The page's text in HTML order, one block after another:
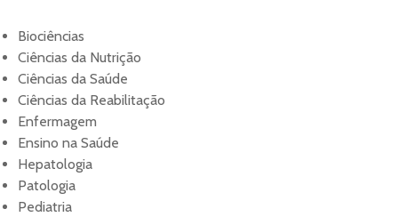
Biociências
Ciências da Nutrição
Ciências da Saúde
Ciências da Reabilitação
Enfermagem
Ensino na Saúde
Hepatologia
Patologia
Pediatria